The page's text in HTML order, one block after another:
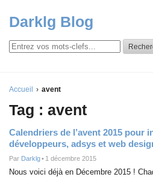
Darklg Blog
Accueil avent
Tag : avent
Calendriers de l’avent 2015 pour
développeurs, adsys et web
Par Darklg• 1 décembre 2015
Nous voici déjà en Décembre 2015 !